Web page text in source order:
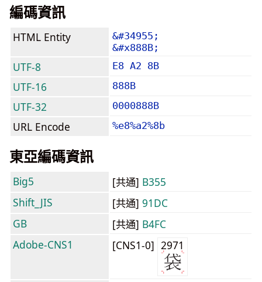
編碼資訊
HTML Entity
&#34955;
&#x888B;
UTF-8 E8 A2 8B
UTF-16 888B
UTF-32 0000888B
URL Encode %e8%a2%8b
東亞編碼資訊
Big5 [共通] B355
Shift_JIS
[共通] 91DC
GB
[共通] B4FC
Adobe-CNS1
[CNS1-0] 2971